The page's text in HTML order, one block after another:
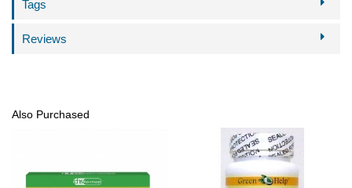
Tags
Reviews
Also Purchased